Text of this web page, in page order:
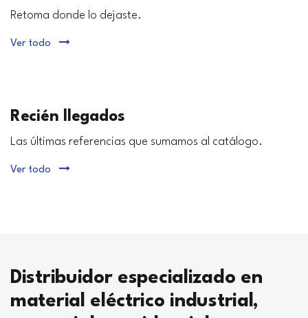
Retoma donde lo dejaste.
Ver todo
Recién llegados
Las últimas referencias que sumamos al catálogo.
Ver todo
Distribuidor especializado en
material eléctrico industrial,